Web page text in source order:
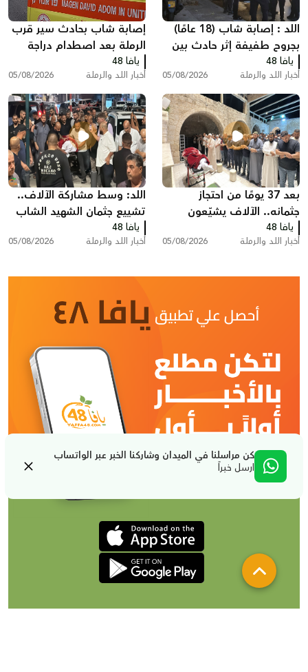
كن مراسلنا في الميدان وشاركنا الخبر عبر الواتساب
ارسل خبراً
اللد : إصابة شاب (18 عامًا)
بجروح طفيفة إثر حادث بين
مركبة وشاحنة سحب
يافا 48
أخبار اللد والرملة 05/08/2026
إصابة شاب بحادث سير قرب
الرملة بعد اصطدام دراجة
نارية بسيارة
يافا 48
أخبار اللد والرملة 05/08/2026
بعد 37 يومًا من احتجاز
جثمانه.. الآلاف يشيّعون
المغدور سامي أحمد
جعصوص في اللد
يافا 48
أخبار اللد والرملة 05/08/2026
اللد: وسط مشاركة الآلاف..
تشييع جثمان الشهيد الشاب
سامي جعصوص
يافا 48
أخبار اللد والرملة 05/08/2026